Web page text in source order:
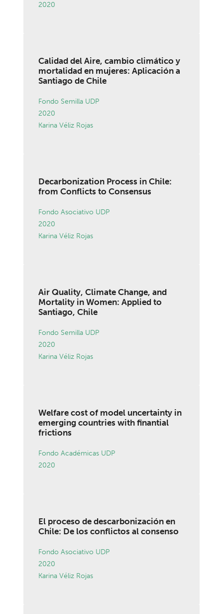
2020
Calidad del Aire, cambio climático y
mortalidad en mujeres: Aplicación a
Santiago de Chile
Fondo Semilla UDP
2020
Karina Véliz Rojas
Decarbonization Process in Chile:
from Conflicts to Consensus
Fondo Asociativo UDP
2020
Karina Véliz Rojas
Air Quality, Climate Change, and
Mortality in Women: Applied to
Santiago, Chile
Fondo Semilla UDP
2020
Karina Véliz Rojas
Welfare cost of model uncertainty in
emerging countries with finantial
frictions
Fondo Académicas UDP
2020
El proceso de descarbonización en
Chile: De los conflictos al consenso
Fondo Asociativo UDP
2020
Karina Véliz Rojas